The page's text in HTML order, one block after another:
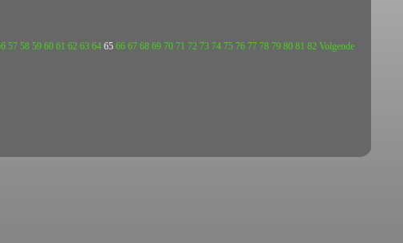
57 58 59 60 61 62 63 64 65 66 67 68 69 70 71 72 73 74 75 76 77 78 79 80 81 82 Volgende